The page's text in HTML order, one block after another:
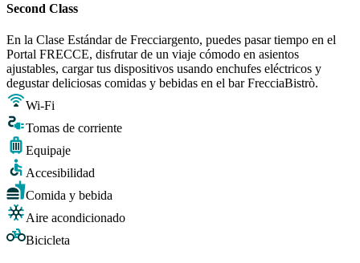
Second Class
En la Clase Estándar de Frecciargento, puedes pasar tiempo en el
Portal FRECCE, disfrutar de un viaje cómodo en asientos
ajustables, cargar tus dispositivos usando enchufes eléctricos y
degustar deliciosas comidas y bebidas en el bar FrecciaBistrò.
Wi-Fi
Tomas de corriente
Equipaje
Accesibilidad
Comida y bebida
Aire acondicionado
Bicicleta